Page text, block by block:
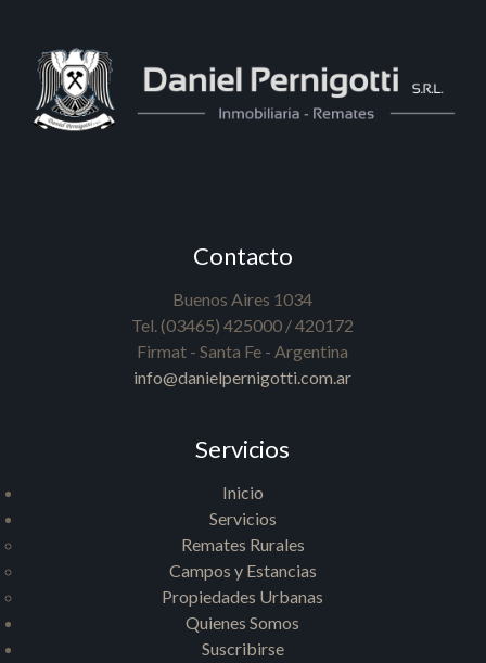
Contacto
Buenos Aires 1034
Tel. (03465) 425000 / 420172
Firmat - Santa Fe - Argentina
info@danielpernigotti.com.ar
Servicios
Inicio
Servicios
Remates Rurales
Campos y Estancias
Propiedades Urbanas
Quienes Somos
Suscribirse